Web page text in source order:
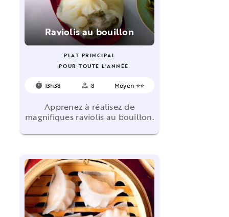
Raviolis au bouillon
PLAT PRINCIPAL
POUR TOUTE L'ANNÉE
timer 13h38 person_outline 8 Moyen ⭐⭐
Apprenez à réalisez de
magnifiques raviolis au bouillon.